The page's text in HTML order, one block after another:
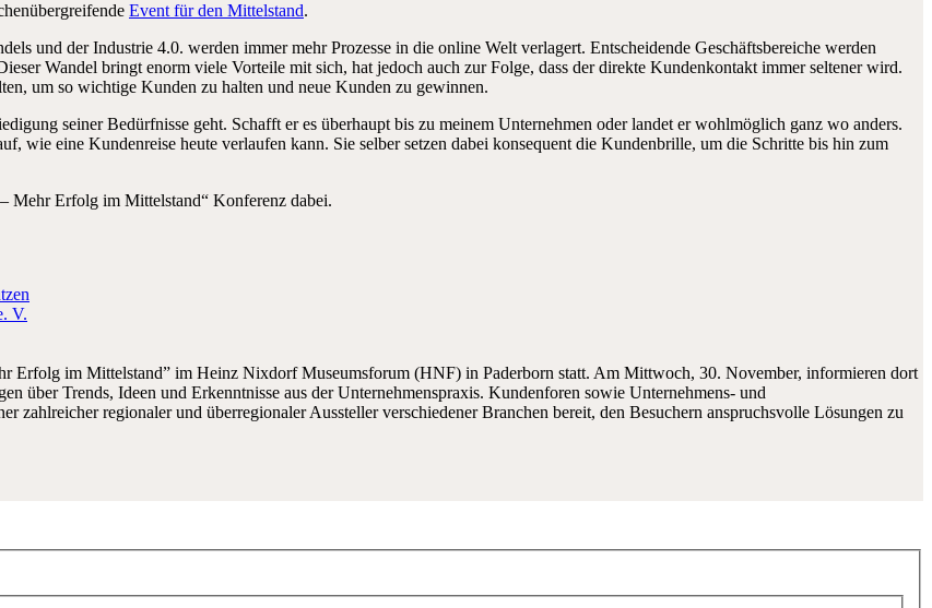
Event für den Mittelstand.
und der Industrie 4.0. werden immer mehr Prozesse in die online Welt verlagert. Entscheidende Geschäftsbereiche werden
Wandel bringt enorm viele Vorteile mit sich, hat jedoch auch zur Folge, dass der direkte Kundenkontakt immer seltener wird.
um so wichtige Kunden zu halten und neue Kunden zu gewinnen.
seiner Bedürfnisse geht. Schafft er es überhaupt bis zu meinem Unternehmen oder landet er wohlmöglich ganz wo anders.
wie eine Kundenreise heute verlaufen kann. Sie selber setzen dabei konsequent die Kundenbrille, um die Schritte bis hin zum
Mehr Erfolg im Mittelstand“ Konferenz dabei.
V.